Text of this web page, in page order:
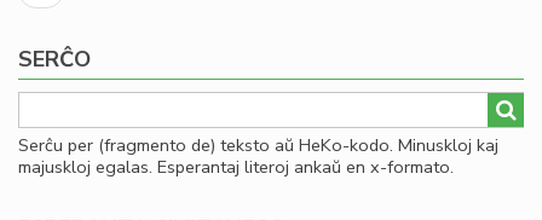
la
de
paĝo
SERĈO
Serĉu per (fragmento de) teksto aŭ HeKo-kodo. Minuskloj kaj
majuskloj egalas. Esperantaj literoj ankaŭ en x-formato.